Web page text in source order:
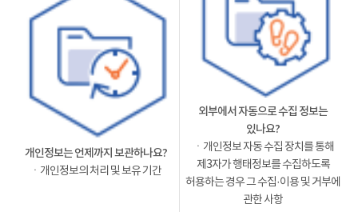
개인정보는 언제까지 보관하나요?
ㆍ개인정보의 처리 및 보유 기간
외부에서 자동으로 수집 정보는
있나요?
ㆍ개인정보 자동 수집 장치를 통해
제3자가 행태정보를 수집하도록
허용하는 경우 그 수집·이용 및 거부에
관한 사항